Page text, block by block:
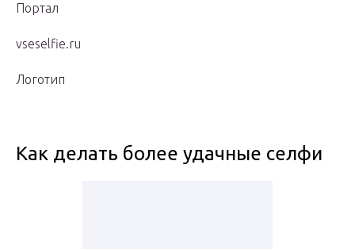
Портал
vseselfie.ru
Логотип
Как делать более удачные селфи